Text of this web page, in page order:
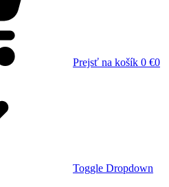
Prejsť na košík 0 €0
Toggle Dropdown